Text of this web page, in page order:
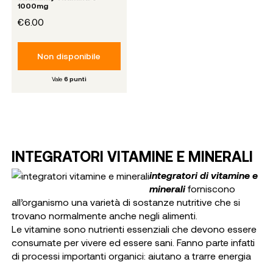
1000mg
€6.00
Non disponibile
Vale 6 punti
INTEGRATORI VITAMINE E MINERALI
integratoridi vitamine e
mineraliforniscono
all’organismo una varietà di sostanze nutritive che si
trovano normalmente anche negli alimenti.
Le vitamine sono nutrienti essenziali che devono essere
consumate per vivere ed essere sani. Fanno parte infatti
di processi importanti organici: aiutano a trarre energia